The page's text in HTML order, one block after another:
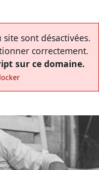
sont désactivées.
correctement.
sur ce domaine.